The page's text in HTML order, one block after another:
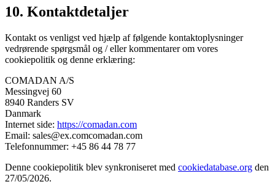
10. Kontaktdetaljer
Kontakt os venligst ved hjælp af følgende kontaktoplysninger
vedrørende spørgsmål og / eller kommentarer om vores
cookiepolitik og denne erklæring:
COMADAN A/S
Messingvej 60
8940 Randers SV
Danmark
Internet side: https://comadan.com
Email: sales@ex.comcomadan.com
Telefonnummer: +45 86 44 78 77
Denne cookiepolitik blev synkroniseret med cookiedatabase.org den
27/05/2026.